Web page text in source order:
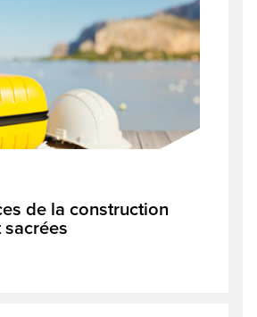
de la construction